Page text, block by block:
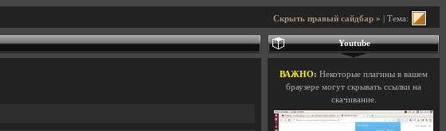
Скрыть правый сайдбар » | Тема:
Youtube
ВАЖНО: Некоторые плагины в вашем
браузере могут скрывать ссылки на
скачивание.